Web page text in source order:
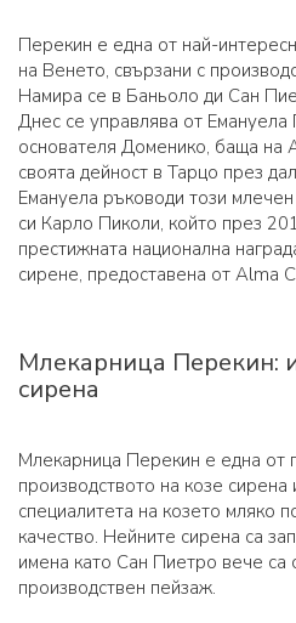
Перекин е една от най-
на Венето, свързани с
Намира се в Баньоло ди Сан
Днес се управлява от Емануела
основателя Доменико, баща на
своята дейност в Тарцо през
Емануела ръководи този
си Карло Пиколи, който през
престижната национална
сирене, предоставена от Alma
Млекарница Перекин:
сирена
Млекарница Перекин е една от
производството на козе сирена
специалитета на козето мляко
качество. Нейните сирена са
имена като Сан Пиетро вече са
производствен пейзаж.